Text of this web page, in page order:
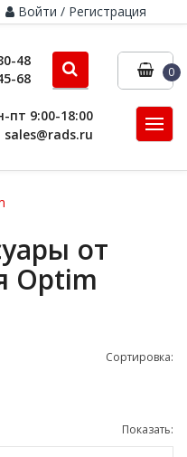
Войти / Регистрация
48
68
0
пт 9:00-18:00
sales@rads.ru
от
Optim
Сортировка:
Показать: